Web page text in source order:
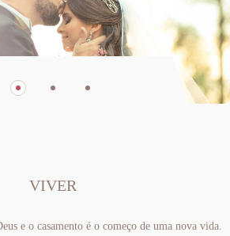
VIVER
e o casamento é o começo de uma nova vida.